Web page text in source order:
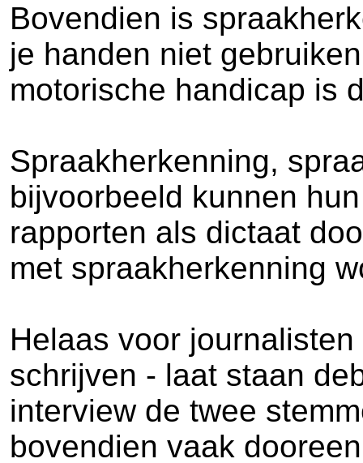
Bovendien is
je handen niet
motorische handicap is
Spraakherkenning,
bijvoorbeeld kunnen
rapporten als dictaat
met spraakherkenning
Helaas voor
schrijven - laat staan
interview de twee
bovendien vaak